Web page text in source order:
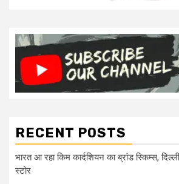
RECENT POSTS
भारत आ रहा किम कार्दशियन का ब्रांड स्किम्स,
स्टोर